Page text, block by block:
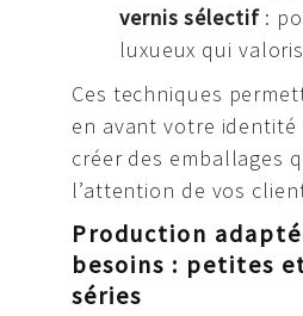
vernis sélectif:
luxueux qui
Ces techniques
en avant votre identité
créer des emballages
l’attention de vos
Production
besoins : petites
séries